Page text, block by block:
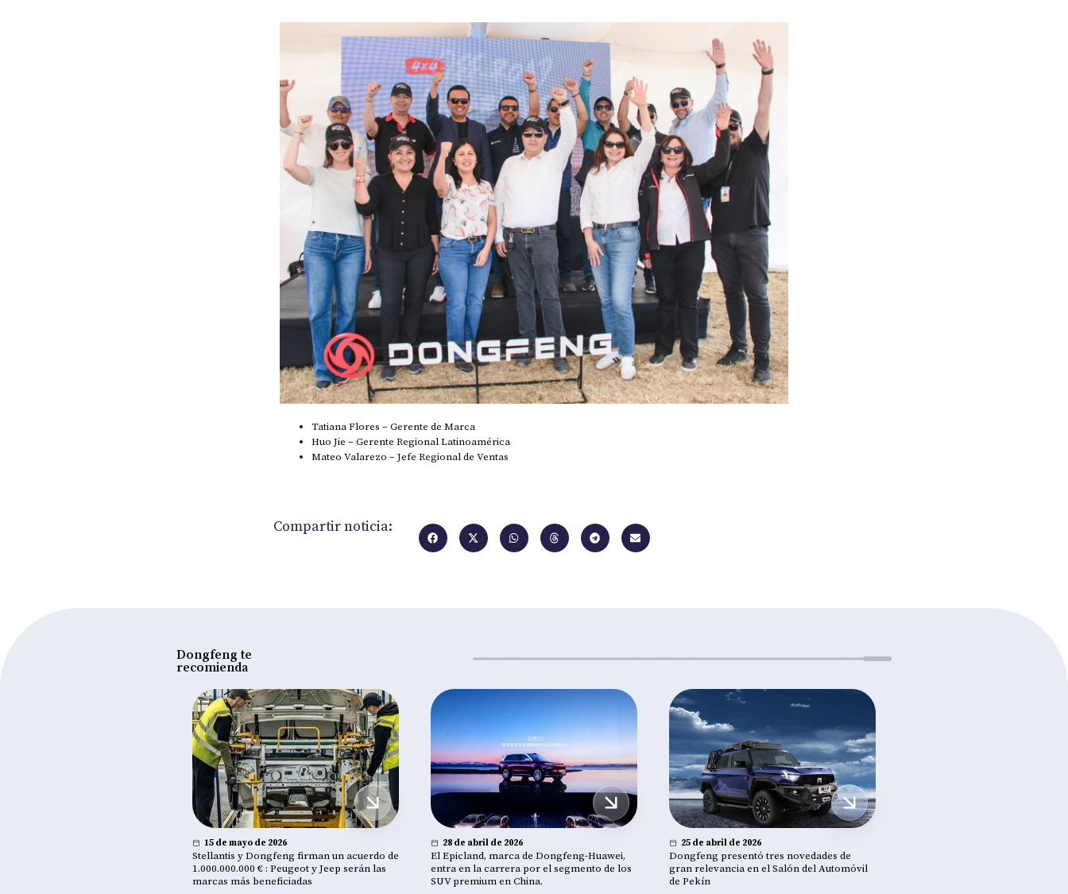
Tatiana Flores – Gerente de Marca
Huo Jie – Gerente Regional Latinoamérica
Mateo Valarezo – Jefe Regional de Ventas
Compartir noticia:
Dongfeng te
recomienda
15 de mayo de 2026
Stellantis y Dongfeng firman un acuerdo de
1.000.000.000 € : Peugeot y Jeep serán las
marcas más beneficiadas
28 de abril de 2026
El Epicland, marca de Dongfeng-Huawei,
entra en la carrera por el segmento de los
SUV premium en China.
25 de abril de 2026
Dongfeng presentó tres novedades de
gran relevancia en el Salón del Automóvil
de Pekín